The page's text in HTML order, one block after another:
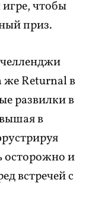
игре, чтобы
приз.
же Returnal в
развилки в
в
осторожно и
встречей с